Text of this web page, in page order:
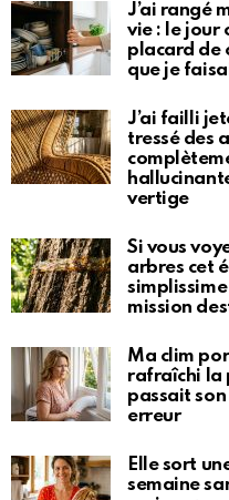
J’ai rangé
vie : le jour
placard de
que je
J’ai failli
tressé des
vertige
Si vous
arbres cet
mission
Ma clim
rafraîchi la
passait son
erreur
Elle sort
semaine